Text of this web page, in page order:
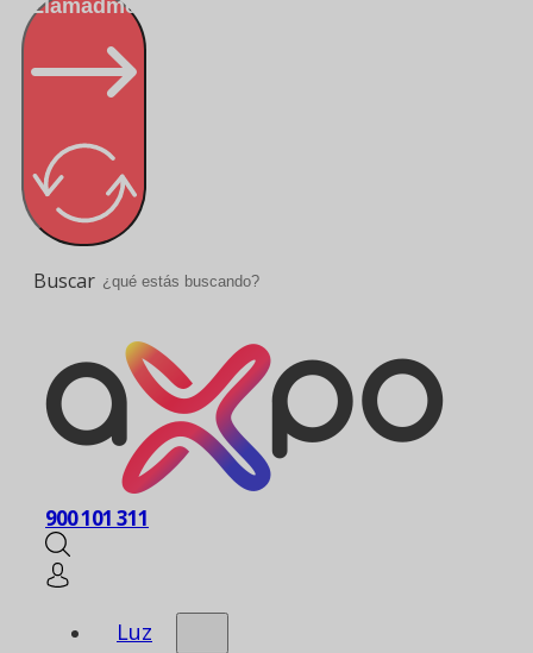
Llamadme
Buscar
900 101 311
Luz